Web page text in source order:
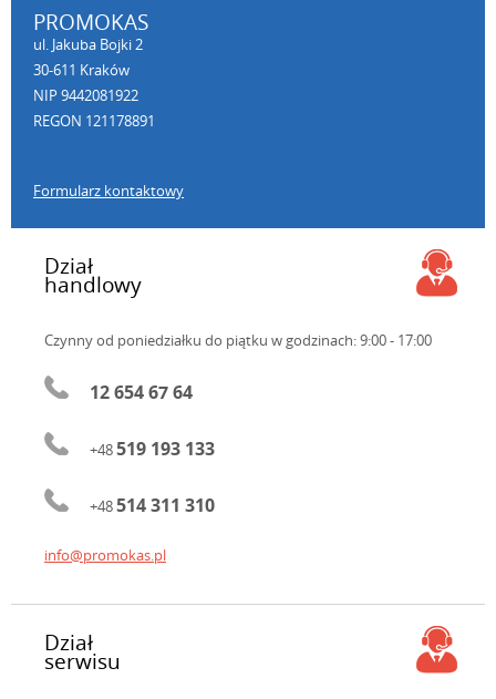
PROMOKAS
ul. Jakuba Bojki 2
30-611 Kraków
NIP 9442081922
REGON 121178891
Formularz kontaktowy
Dział
handlowy
Czynny od poniedziałku do piątku w godzinach: 9:00 - 17:00
12 654 67 64
+48519 193 133
+48514 311 310
info@promokas.pl
Dział
serwisu